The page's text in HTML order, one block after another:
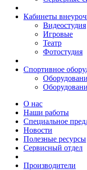
Кабинеты
Видеостудия
Игровые
Театр
Фотостудия
Спортивное
О нас
Наши работы
Специальное
Новости
Полезные ресурсы
Сервисный отдел
Производители